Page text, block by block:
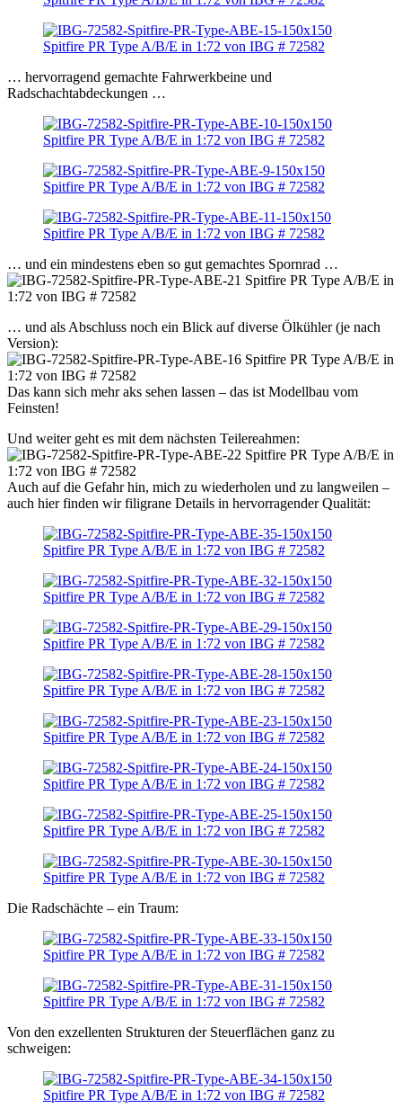
… hervorragend gemachte Fahrwerkbeine und
Radschachtabdeckungen …
… und ein mindestens eben so gut gemachtes Spornrad …
… und als Abschluss noch ein Blick auf diverse Ölkühler (je nach
Version):
Das kann sich mehr aks sehen lassen – das ist Modellbau vom
Feinsten!
Und weiter geht es mit dem nächsten Teilereahmen:
Auch auf die Gefahr hin, mich zu wiederholen und zu langweilen –
auch hier finden wir filigrane Details in hervorragender Qualität:
Die Radschächte – ein Traum:
Von den exzellenten Strukturen der Steuerflächen ganz zu
schweigen: